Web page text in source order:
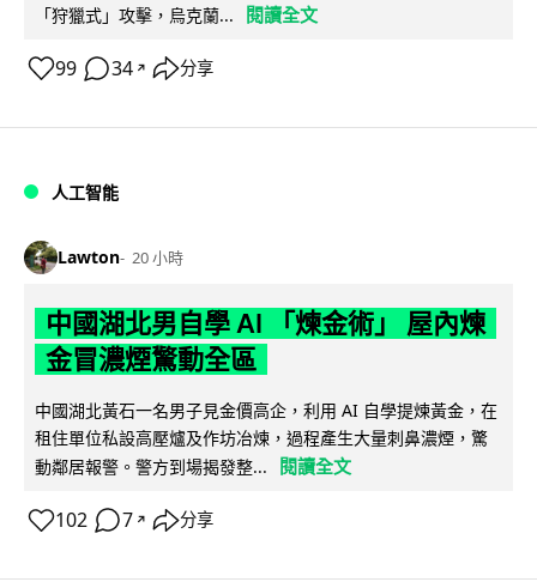
「狩獵式」攻擊，烏克蘭...
閱讀全文
99 34 ↗ 分享
人工智能
Lawton 20 小時
中國湖北男自學 AI 「煉金術」 屋內煉
金冒濃煙驚動全區
中國湖北黃石一名男子見金價高企，利用 AI 自學提煉黃金，在
租住單位私設高壓爐及作坊冶煉，過程產生大量刺鼻濃煙，驚
動鄰居報警。警方到場揭發整...
閱讀全文
102 7 ↗ 分享